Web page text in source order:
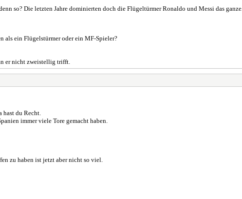
so? Die letzten Jahre dominierten doch die Flügeltürmer Ronaldo und Messi das ganze.
als ein Flügelstürmer oder ein MF-Spieler?
er nicht zweistellig trifft.
hast du Recht.
immer viele Tore gemacht haben.
zu haben ist jetzt aber nicht so viel.